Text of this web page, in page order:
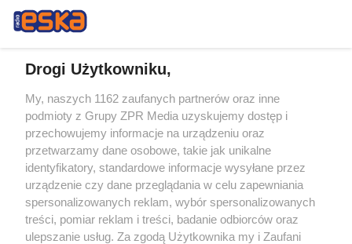
Żaden utwór zamieszczony w serwisie nie może być powielany i
rozpowszechniany lub dalej rozpowszechniany w jakikolwiek sposób (w
tym także elektroniczny lub mechaniczny) na jakimkolwiek polu
eksploatacji w jakiejkolwiek formie, włącznie z umieszczaniem w Internecie
bez pisemnej zgody właściciela praw. Jakiekolwiek użycie lub
wykorzystanie utworów w całości lub w części z naruszeniem prawa, tzn.
bez właściwej zgody, jest zabronione pod groźbą kary i może być ścigane
prawnie.
Drogi Użytkowniku,
My, naszych 1162 zaufanych partnerów oraz inne
podmioty z Grupy ZPR Media uzyskujemy dostęp i
przechowujemy informacje na urządzeniu oraz
przetwarzamy dane osobowe, takie jak unikalne
identyfikatory, standardowe informacje wysyłane przez
urządzenie czy dane przeglądania w celu zapewniania
spersonalizowanych reklam, wybór spersonalizowanych
treści, pomiar reklam i treści, badanie odbiorców oraz
ulepszanie usług. Za zgodą Użytkownika my i Zaufani